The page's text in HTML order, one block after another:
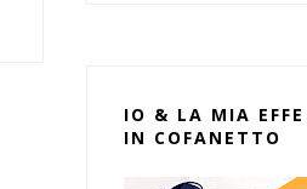
IO & LA MIA
IN COFANETTO